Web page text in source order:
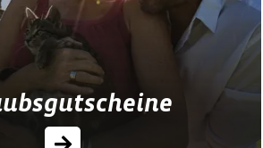
Buchen Sie Ihren…